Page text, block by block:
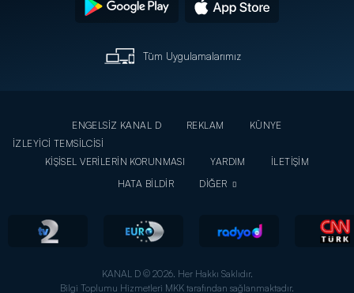
Tüm Uygulamalarımız
ENGELSİZ KANAL D REKLAM
KÜNYE
İZLEYİCİ TEMSİLCİSİ
KİŞİSEL VERİLERİN KORUNMASI
YARDIM
İLETİŞİM
HATA BİLDİR
DİĞER
KANAL D © 2026. Her Hakkı Saklıdır.
Bilgi Toplumu Hizmetleri MKK tarafından sağlanmaktadır.